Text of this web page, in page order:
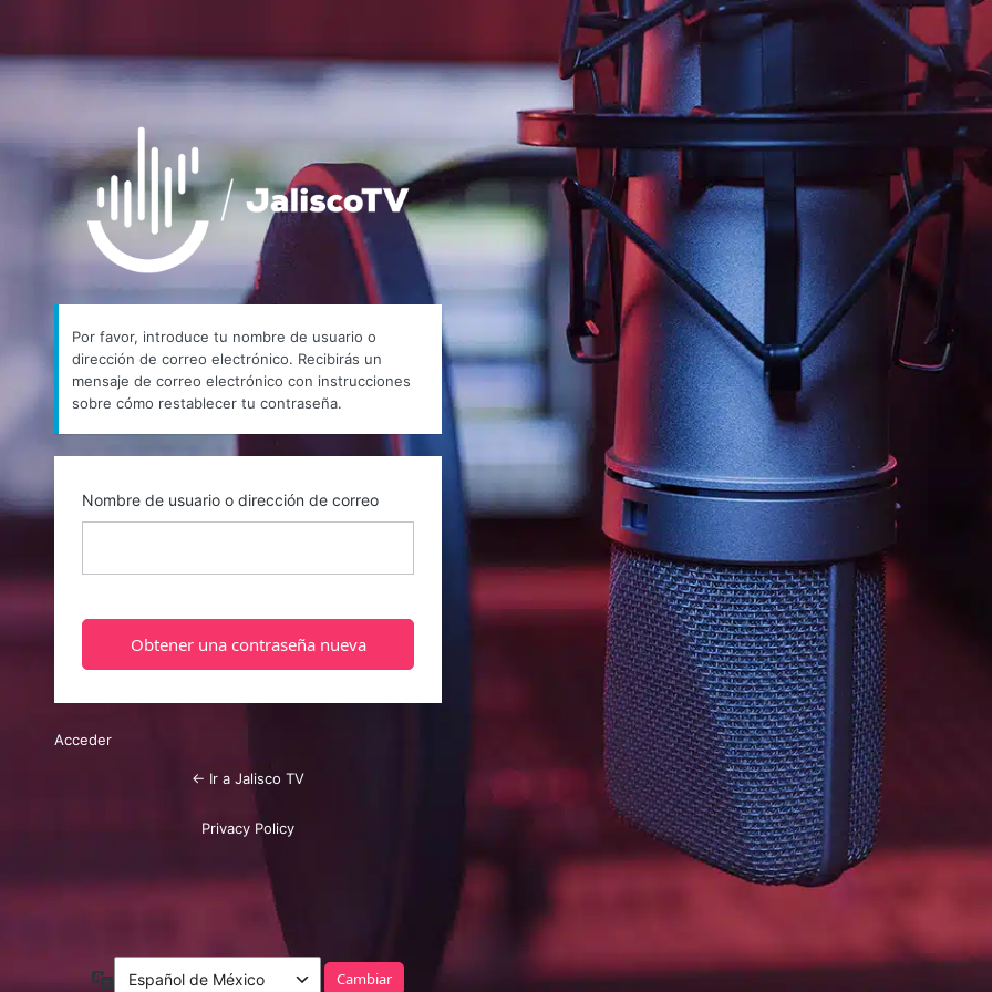
https://jaliscotv.com
Por favor, introduce tu nombre de usuario o
dirección de correo electrónico. Recibirás un
mensaje de correo electrónico con instrucciones
sobre cómo restablecer tu contraseña.
Nombre de usuario o dirección de correo
Acceder
← Ir a Jalisco TV
Privacy Policy
Idioma